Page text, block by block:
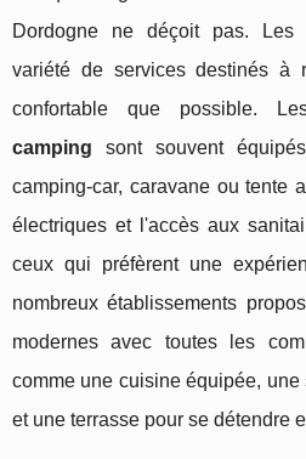
Dordogne ne déçoit pas. Les
variété de services destinés à
confortable que possible.
camping sont souvent
camping-car, caravane ou tente
électriques et l'accès aux
ceux qui préfèrent une
nombreux établissements
modernes avec toutes les
comme une cuisine équipée,
et une terrasse pour se détendre